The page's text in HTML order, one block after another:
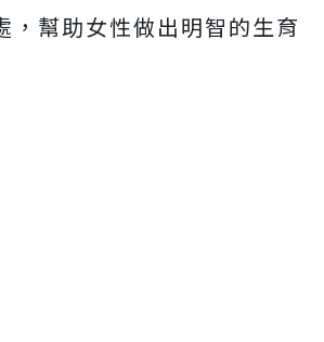
，幫助女性做出明智的生育